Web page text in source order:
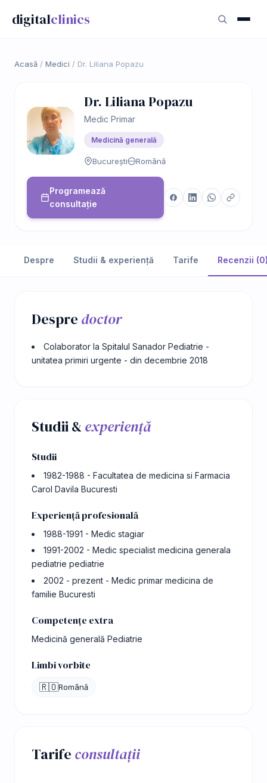
digitalclinics
Acasă / Medici / Dr. Liliana Popazu
Dr. Liliana Popazu
Medic Primar
Medicină generală
București Română
Programează
consultație
Despre Studii & experiență Tarife Recenzii
Despre doctor
Colaborator la Spitalul Sanador Pediatrie -
unitatea primiri urgente - din decembrie 2018
Studii &experiență
Studii
1982-1988 - Facultatea de medicina si Farmacia
Carol Davila Bucuresti
Experiență profesională
1988-1991 - Medic stagiar
1991-2002 - Medic specialist medicina generala
pediatrie pediatrie
2002 - prezent - Medic primar medicina de
familie Bucuresti
Competențe extra
Medicină generală Pediatrie
Limbi vorbite
🇷🇴Română
Tarife consultații